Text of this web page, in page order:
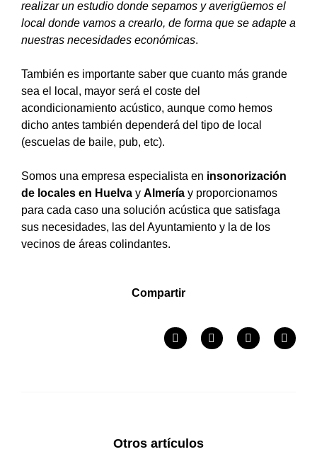
realizar un estudio donde sepamos y averigüemos el
local donde vamos a crearlo, de forma que se adapte a
nuestras necesidades económicas.
También es importante saber que cuanto más grande
sea el local, mayor será el coste del
acondicionamiento acústico, aunque como hemos
dicho antes también dependerá del tipo de local
(escuelas de baile, pub, etc).
Somos una empresa especialista en insonorización
de locales en Huelva y Almería y proporcionamos
para cada caso una solución acústica que satisfaga
sus necesidades, las del Ayuntamiento y la de los
vecinos de áreas colindantes.
Compartir
Otros artículos